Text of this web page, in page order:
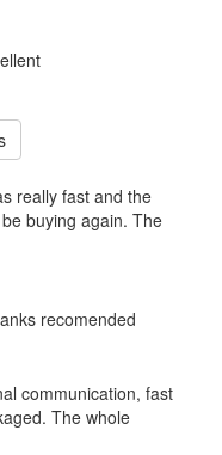
really fast and the
buying again. The
recomended
communication, fast
The whole